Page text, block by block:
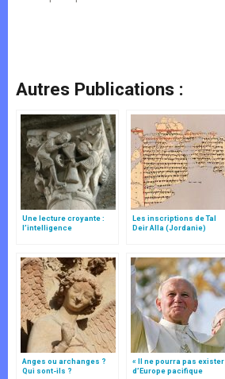
Autres Publications :
Une lecture croyante :
l’intelligence
Les inscriptions de Tal
Deir Alla (Jordanie)
Anges ou archanges ?
Qui sont-ils ?
« Il ne pourra pas exister
d’Europe pacifique